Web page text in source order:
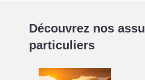
Découvrez nos
particuliers